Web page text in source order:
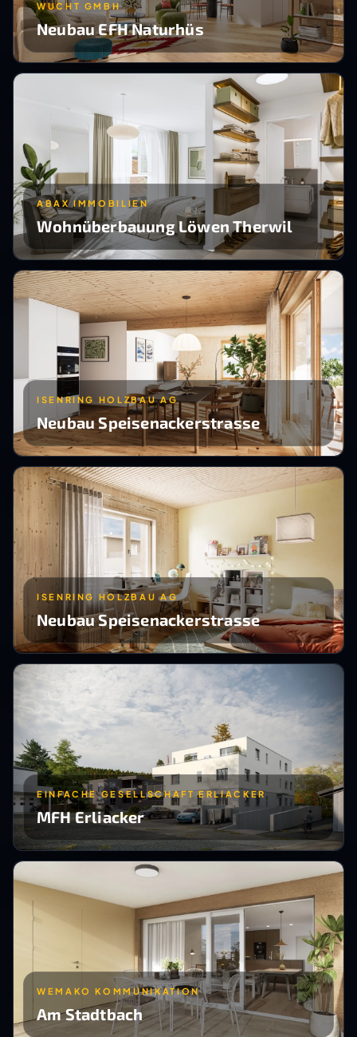
WUCHT GMBH
Neubau EFH Naturhüs
ABAX IMMOBILIEN
Wohnüberbauung Löwen Therwil
ISENRING HOLZBAU AG
Neubau Speisenackerstrasse
ISENRING HOLZBAU AG
Neubau Speisenackerstrasse
EINFACHE GESELLSCHAFT ERLIACKER
MFH Erliacker
WEMAKO KOMMUNIKATION
Am Stadtbach